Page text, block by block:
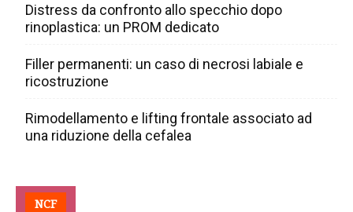
Distress da confronto allo specchio dopo
rinoplastica: un PROM dedicato
Filler permanenti: un caso di necrosi labiale e
ricostruzione
Rimodellamento e lifting frontale associato ad
una riduzione della cefalea
NCF